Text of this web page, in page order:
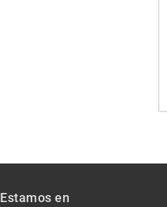
Estamos en